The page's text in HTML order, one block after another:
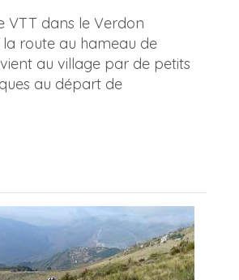
VTT dans le Verdon
route au hameau de
au village par de petits
au départ de